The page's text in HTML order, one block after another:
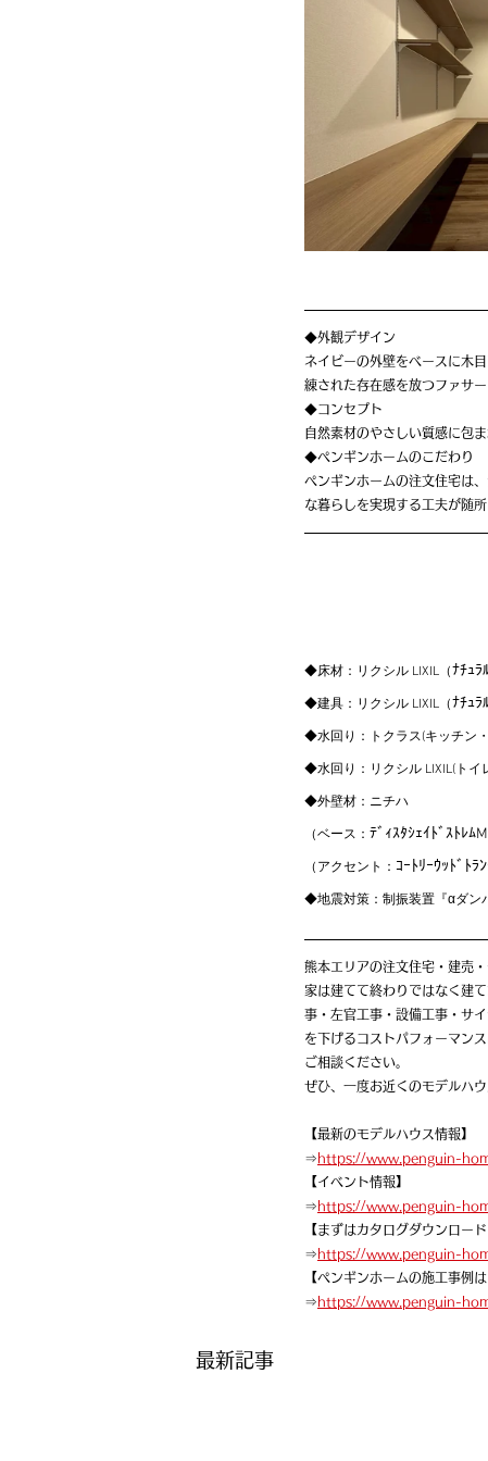
◆外観デザイン
ネイビーの外壁をベースに木
練された存在感を放つファサー
◆コンセプト
自然素材のやさしい質感に包
◆ペンギンホームのこだわり
ペンギンホームの注文住宅は
な暮らしを実現する工夫が随所
◆床材：リクシル LIXIL（ﾅﾁｭﾗ
◆建具：リクシル LIXIL（ﾅﾁｭﾗ
◆水回り：トクラス(キッチン
◆水回り：リクシル LIXIL(トイ
◆外壁材：ニチハ
（ベース： ﾃﾞｨｽﾀｼｪｲﾄﾞｽﾄﾚﾑ
（アクセント： ｺｰﾄﾘｰｳｯﾄﾞﾄﾗ
◆地震対策：制振装置『αダン
熊本エリアの注文住宅・建売
家は建てて終わりではなく建
事・左官工事・設備工事・サ
を下げるコストパフォーマン
ご相談ください。
ぜひ、一度お近くのモデルハ
【最新のモデルハウス情報】
⇒ https://www.penguin-
【イベント情報】
⇒ https://www.penguin-
【まずはカタログダウンロード
⇒ https://www.penguin-
【ペンギンホームの施工事例
⇒ https://www.penguin-
最新記事